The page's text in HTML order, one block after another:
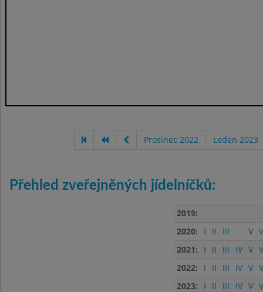
Prosinec 2022 Leden 2023
Přehled zveřejněných jídelníčků:
2019:
2020:
I II III V
2021:
I II III IV V
2022:
I II III IV V
2023:
I II III IV V